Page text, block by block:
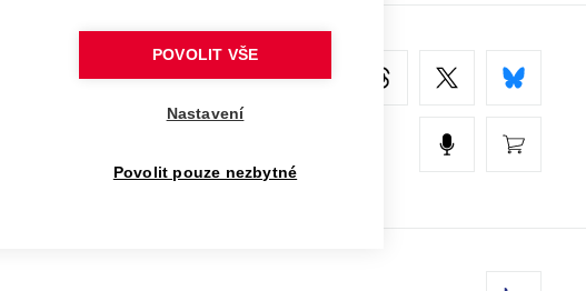
POVOLIT VŠE
Nastavení
Povolit pouze nezbytné